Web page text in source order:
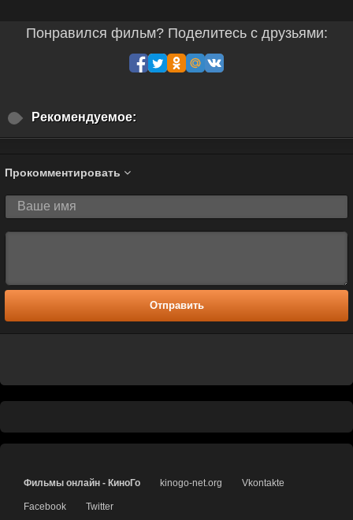
Понравился фильм? Поделитесь с друзьями:
Рекомендуемое:
Прокомментировать
Отправить
Фильмы онлайн - КиноГо kinogo-net.org Vkontakte
Facebook Twitter